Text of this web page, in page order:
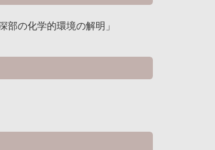
部の化学的環境の解明」